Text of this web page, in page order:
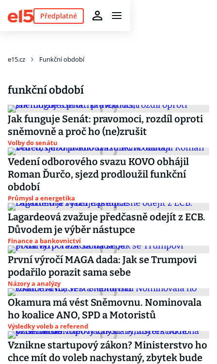
Předplatné
e15.cz Funkční období
funkční období
Jak funguje Senát: pravomoci, rozdíl oproti
sněmovně a proč ho (ne)zrušit
Volby do senátu
Vedení odborového svazu KOVO obhájil
Roman Ďurčo, sjezd prodloužil funkční
období
Průmysl a energetika
Lagardeová zvažuje předčasně odejít z ECB.
Důvodem je výběr nástupce
Finance a bankovnictví
První výročí MAGA dada: Jak se Trumpovi
podařilo porazit sama sebe
Názory a analýzy
Okamura má vést Sněmovnu. Nominovala
ho koalice ANO, SPD a Motoristů
Výsledky voleb a referend
Vznikne startupový zákon? Ministerstvo ho
chce mít do voleb nachystaný, zbytek bude